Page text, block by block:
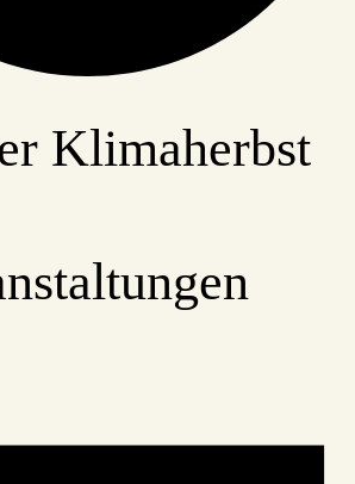
Klimaherbst